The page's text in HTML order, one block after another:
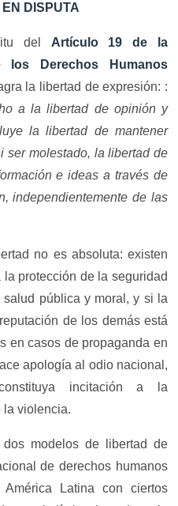
DISPUTA
del Artículo 19 de la
los Derechos Humanos
la libertad de expresión: :
a la libertad de opinión y
la libertad de mantener
ser molestado, la libertad de
e ideas a través de
independientemente de las
no es absoluta: existen
protección de la seguridad
pública y moral, y si la
de los demás está
en casos de propaganda en
apología al odio nacional,
incitación a la
la violencia.
modelos de libertad de
de derechos humanos
Latina con ciertos